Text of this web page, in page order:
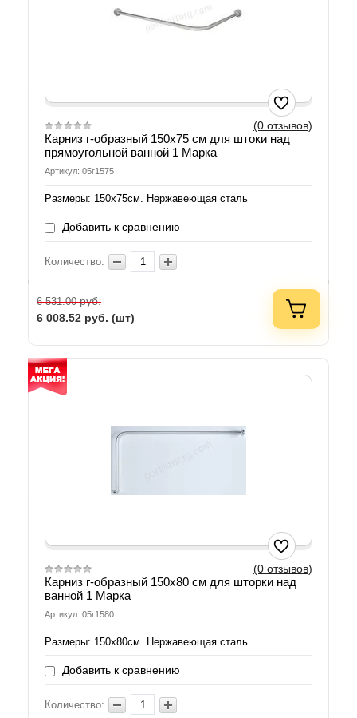
(0 отзывов)
Карниз г-образный 150х75 см для штоки над
прямоугольной ванной 1 Марка
Артикул: 05г1575
Размеры: 150х75см. Нержавеющая сталь
Добавить к сравнению
Количество:
6 531.00руб.
6 008.52 руб. (шт)
(0 отзывов)
Карниз г-образный 150х80 см для шторки над
ванной 1 Марка
Артикул: 05г1580
Размеры: 150х80см. Нержавеющая сталь
Добавить к сравнению
Количество: